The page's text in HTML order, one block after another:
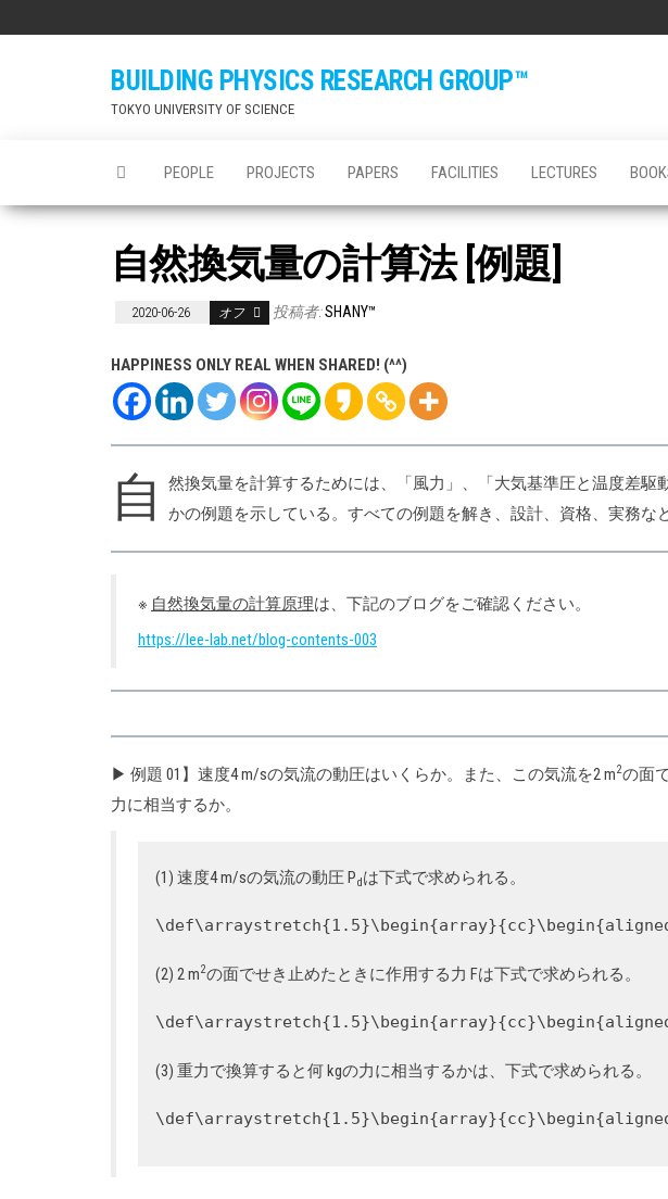
BUILDING PHYSICS RESEARCH GROUP™
TOKYO UNIVERSITY OF SCIENCE
PEOPLE PROJECTS PAPERS FACILITIES LECTURES
自然換気量の計算法 [例題]
2020-06-26 オフ 投稿者:SHANY™
HAPPINESS ONLY REAL WHEN SHARED! (^^)
自
然換気量を計算するためには、「風力」、「大気基準圧と温度差
かの例題を示している。すべての例題を解き、設計、資格、実務な
※ 自然換気量の計算原理は、下記のブログをご確認ください。
https://lee-lab.net/blog-contents-003
▶ 例題 01】速度4 m/sの気流の動圧はいくらか。また、この気流を2 m2の面
力に相当するか。
(1) 速度4 m/sの気流の動圧 Pdは下式で求められる。
(2) 2 m2の面でせき止めたときに作用する力 Fは下式で求められる。
(3) 重力で換算すると何 kgの力に相当するかは、下式で求められる。